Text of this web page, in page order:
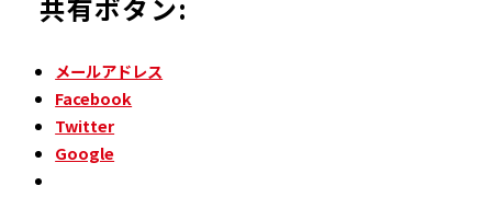
共有ボタン:
メールアドレス
Facebook
Twitter
Google